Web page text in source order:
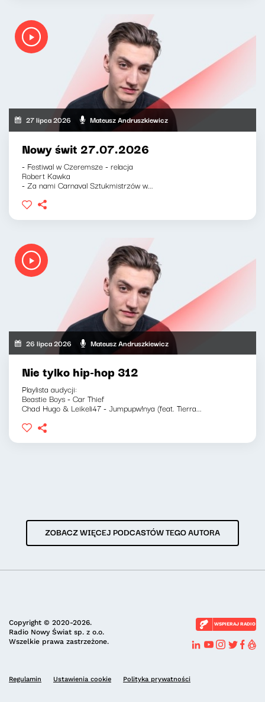
27 lipca 2026 Mateusz Andruszkiewicz
Nowy świt 27.07.2026
- Festiwal w Czeremsze - relacja
Robert Kawka
- Za nami Carnaval Sztukmistrzów w...
26 lipca 2026 Mateusz Andruszkiewicz
Nie tylko hip-hop 312
Playlista audycji:
Beastie Boys - Car Thief
Chad Hugo & Leikeli47 - Jumpupw!nya (feat. Tierra...
ZOBACZ WIĘCEJ PODCASTÓW TEGO AUTORA
Copyright © 2020-2026.
Radio Nowy Świat sp. z o.o.
Wszelkie prawa zastrzeżone.
WSPIERAJ RADIO
Regulamin Ustawienia cookie Polityka prywatności